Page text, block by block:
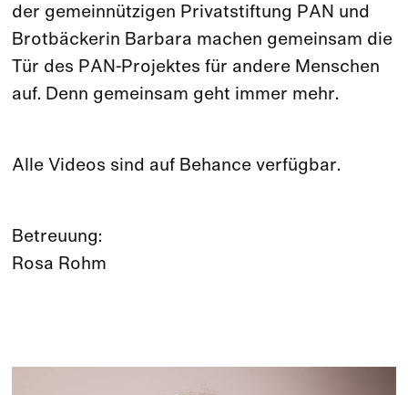
der gemeinnützigen Privatstiftung PAN und
Brotbäckerin Barbara machen gemeinsam die
Tür des PAN-Projektes für andere Menschen
auf. Denn gemeinsam geht immer mehr.
Alle Videos sind auf Behance verfügbar.
Betreuung:
Rosa Rohm